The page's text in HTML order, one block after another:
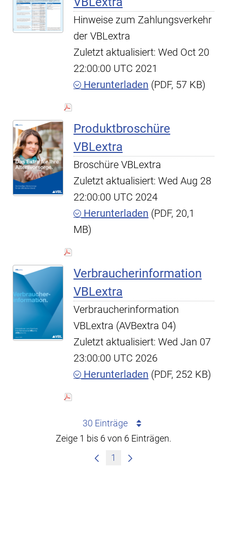
Hinweise zum Zahlungsverkehr
der VBLextra
Zuletzt aktualisiert: Wed Oct 20
22:00:00 UTC 2021
Herunterladen (PDF, 57 KB)
Produktbroschüre
VBLextra
Broschüre VBLextra
Zuletzt aktualisiert: Wed Aug 28
22:00:00 UTC 2024
Herunterladen (PDF, 20,1
MB)
Verbraucherinformation
VBLextra
Verbraucherinformation
VBLextra (AVBextra 04)
Zuletzt aktualisiert: Wed Jan 07
23:00:00 UTC 2026
Herunterladen (PDF, 252 KB)
30 Einträge
Zeige 1 bis 6 von 6 Einträgen.
1